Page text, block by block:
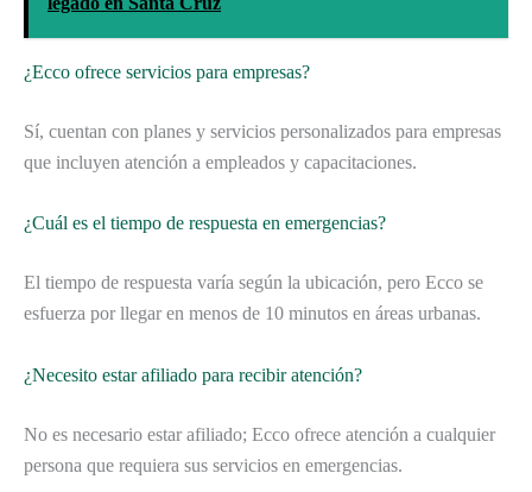
¿Ecco ofrece servicios para empresas?
Sí, cuentan con planes y servicios personalizados para empresas
que incluyen atención a empleados y capacitaciones.
¿Cuál es el tiempo de respuesta en emergencias?
El tiempo de respuesta varía según la ubicación, pero Ecco se
esfuerza por llegar en menos de 10 minutos en áreas urbanas.
¿Necesito estar afiliado para recibir atención?
No es necesario estar afiliado; Ecco ofrece atención a cualquier
persona que requiera sus servicios en emergencias.